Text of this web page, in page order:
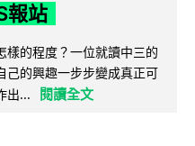
報站
樣的程度？一位就讀中三的
己的興趣一步步變成真正可
出...
閱讀全文